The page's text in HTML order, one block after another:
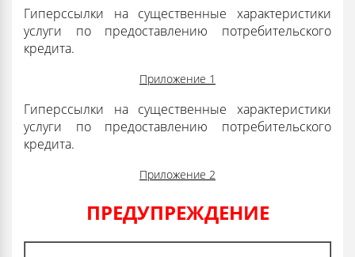
Гиперссылки на существенные характеристики
услуги по предоставлению потребительского
кредита.
Приложение 1
Гиперссылки на существенные характеристики
услуги по предоставлению потребительского
кредита.
Приложение 2
ПРЕДУПРЕЖДЕНИЕ